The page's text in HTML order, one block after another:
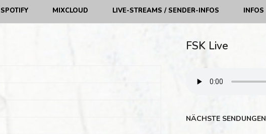
SPOTIFY MIXCLOUD LIVE-STREAMS / SENDER-INFOS INFOS
FSK Live
NÄCHSTE SENDUNGEN